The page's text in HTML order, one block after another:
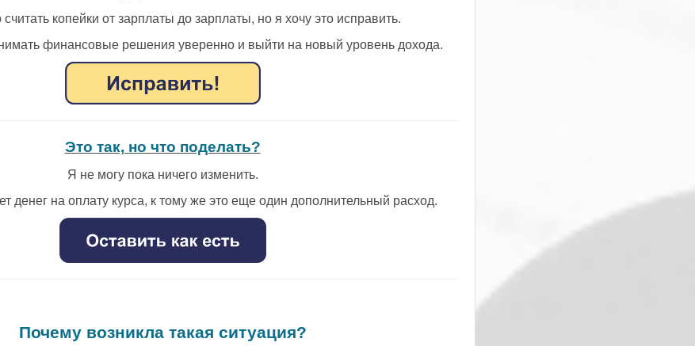
копейки от зарплаты до зарплаты, но я хочу это исправить.
финансовые решения уверенно и выйти на новый уровень дохода.
Это так, но что поделать?
Я не могу пока ничего изменить.
денег на оплату курса, к тому же это еще один дополнительный расход.
Почему возникла такая ситуация?